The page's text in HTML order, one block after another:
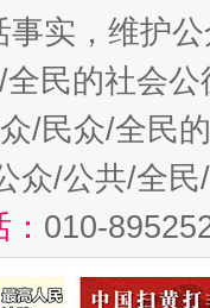
事实，维护
民的社会公
/民众/全民
众/公共/全
010-